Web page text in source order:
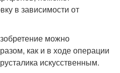
в зависимости от
можно
как и в ходе операции
искусственным.